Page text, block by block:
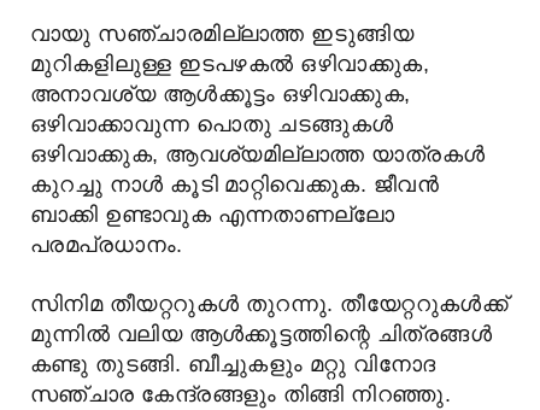
വായു സഞ്ചാരമില്ലാത്ത ഇടുങ്ങിയ
മുറികളിലുള്ള ഇടപഴകൽ ഒഴിവാക്കുക,
അനാവശ്യ ആൾക്കൂട്ടം ഒഴിവാക്കുക,
ഒഴിവാക്കാവുന്ന പൊതു ചടങ്ങുകൾ
ഒഴിവാക്കുക, ആവശ്യമില്ലാത്ത യാത്രകൾ
കുറച്ചു നാൾ കൂടി മാറ്റിവെക്കുക. ജീവൻ
ബാക്കി ഉണ്ടാവുക എന്നതാണല്ലോ
പരമപ്രധാനം.
സിനിമ തീയറ്ററുകൾ തുറന്നു. തീയേറ്ററുകൾക്ക്
മുന്നിൽ വലിയ ആൾക്കൂട്ടത്തിന്റെ ചിത്രങ്ങൾ
കണ്ടു തുടങ്ങി. ബീച്ചുകളും മറ്റു വിനോദ
സഞ്ചാര കേന്ദ്രങ്ങളും തിങ്ങി നിറഞ്ഞു.